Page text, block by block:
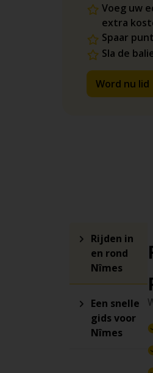
Voeg uw
extra
Spaar
Sla de
Word nu lid
Rijden in
en rond
Nîmes
Een snelle
gids voor
Nîmes